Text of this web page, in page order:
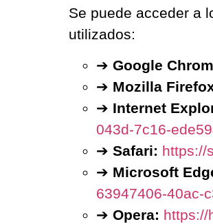
Se puede acceder a
utilizados:
➔ Google
➔ Mozilla
➔ Internet
043d-7c16-
➔ Safari: https://
➔ Microsoft
63947406-40ac-
➔ Opera: https://